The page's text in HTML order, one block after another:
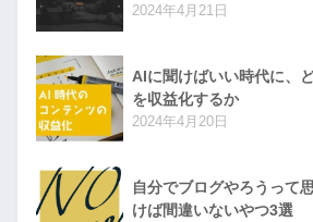
2024年4月21日
AIに聞けばいい時代に、
を収益化するか
2024年4月20日
自分でブログやろうって
けば間違いないやつ3選